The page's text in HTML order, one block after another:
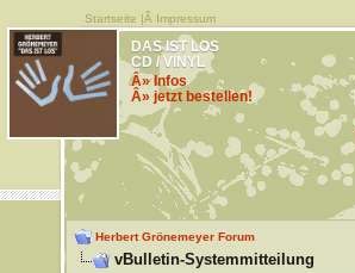
Startseite |Â Impressum
DAS IST LOS
CD / VINYL
Â» Infos
Â» jetzt bestellen!
Herbert Grönemeyer Forum
vBulletin-Systemmitteilung